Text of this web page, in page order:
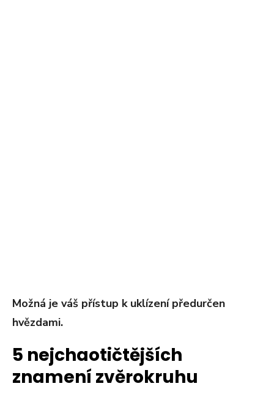
Možná je váš přístup k uklízení předurčen
hvězdami.
5 nejchaotičtějších
znamení zvěrokruhu